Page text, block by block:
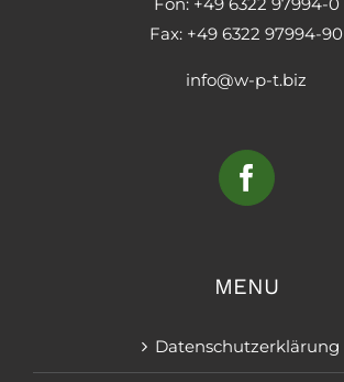
Fon: +49 6322 97994-0
Fax: +49 6322 97994-90
info@w-p-t.biz
MENU
Datenschutzerklärung